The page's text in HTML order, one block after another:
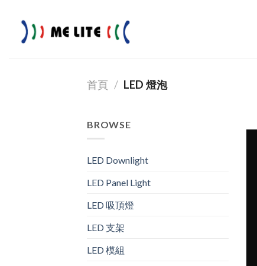
content
首頁 / LED 燈泡
BROWSE
LED Downlight
LED Panel Light
LED 吸頂燈
LED 支架
LED 模組